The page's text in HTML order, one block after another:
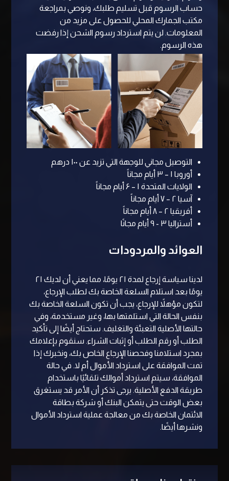
حساب الرسوم قبل تسليم طلبك، ونوصي بمراجعة
مكتب الجمارك المحلي للحصول على مزيد من
المعلومات. لن يتم استرداد رسوم الشحن إذا رفضت
هذه الرسوم.
التوصيل مجاني للوجهة التي تزيد عن ۱۰۰ درهم
أوروبا ۱ – ۳ أيام مجاناً
الولايات المتحدة ۱ – ۶ أيام مجاناً
آسيا ۲ – ۷ أيام مجاناً
أفريقيا ۲ – ۸ أيام مجاناً
أستراليا ۳ - ۹ أيام مجانًا
العوائد والمردودات
لدينا سياسة إرجاع لمدة ۲۱ يومًا، مما يعني أن لديك ۲۱
يومًا بعد استلام السلعة الخاصة بك لطلب الإرجاع،
لتكون مؤهلاً للإرجاع، يجب أن تكون السلعة الخاصة بك
بنفس الحالة التي استلمتها بها، وغير مستخدمة، وفي
حالتها الأصلية التعبئة والتغليف. ستحتاج أيضًا إلى تأكيد
الطلب أو رقم الطلب أو إثبات الشراء. سنقوم بإعلامك
بمجرد استلامنا وفحصنا الإرجاع الخاص بك، ونخبرك إذا
تمت الموافقة على استرداد الأموال أم لا. في حالة
الموافقة، سيتم استرداد أموالك تلقائيًا باستخدام
طريقة الدفع الأصلية. يرجى تذكر أن الأمر قد يستغرق
بعض الوقت حتى يتمكن البنك أو شركة بطاقة
الائتمان الخاصة بك من معالجة عملية استرداد الأموال
ونشرها أيضًا.